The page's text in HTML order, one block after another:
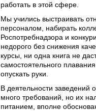
работать в этой сфере.
Мы учились выстраивать
персоналом, набирать
Роспотребнадзора и
недорого без снижения
курсы, ни одна книга не
самостоятельного
опускать руки.
В деятельности заведений
много требований, но их
питанием, вполне